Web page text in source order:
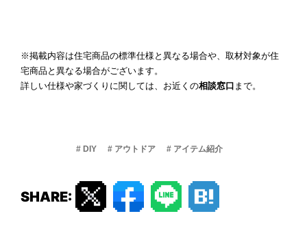
※掲載内容は住宅商品の標準仕様と異なる場合や、取材対象が住
宅商品と異なる場合がございます。
詳しい仕様や家づくりに関しては、お近くの相談窓口 まで。
# DIY # アウトドア # アイテム紹介
SHARE: